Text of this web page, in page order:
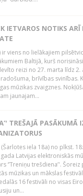
IETVAROS NOTIKS ARĪ
ir viens no lielākajiem
Baltijā, kurš
reizi no 27. marta līdz
brīvības svinības.
mūzikas zvaigznes.
jaunajam...
TREŠAJĀ PASĀKUMĀ
iela 18a) no plkst.
Latvijas elektroniskās
‘’Treniņu trešdiena’'.
mūzikas un mākslas
16 festivāli no visas
un...